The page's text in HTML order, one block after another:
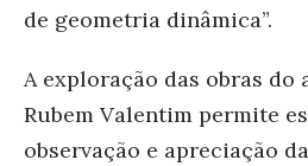
de geometria dinâmica”.
A exploração das obras
Rubem Valentim permite
observação e apreciação